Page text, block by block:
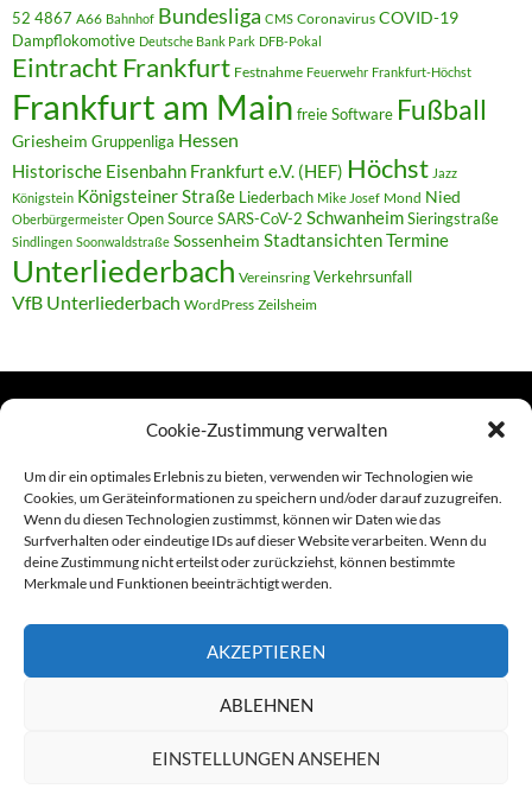
Cookie-Zustimmung verwalten
Um dir ein optimales Erlebnis zu bieten, verwenden wir Technologien wie
Cookies, um Geräteinformationen zu speichern und/oder darauf zuzugreifen.
Wenn du diesen Technologien zustimmst, können wir Daten wie das
Surfverhalten oder eindeutige IDs auf dieser Website verarbeiten. Wenn du
deine Zustimmung nicht erteilst oder zurückziehst, können bestimmte
Merkmale und Funktionen beeinträchtigt werden.
AKZEPTIEREN
ABLEHNEN
EINSTELLUNGEN ANSEHEN
52 4867 A66 Bahnhof Bundesliga CMS Coronavirus COVID-19
Dampflokomotive Deutsche Bank Park DFB-Pokal
Eintracht Frankfurt Festnahme Feuerwehr Frankfurt-Höchst
Frankfurt am Main freie Software Fußball
Griesheim Gruppenliga Hessen
Historische Eisenbahn Frankfurt e.V. (HEF) Höchst Jazz
Königstein Königsteiner Straße Liederbach Mike Josef Mond Nied
Oberbürgermeister Open SourceSARS-CoV-2 SchwanheimSieringstraße
Sindlingen Soonwaldstraße Sossenheim StadtansichtenTermine
Unterliederbach Vereinsring Verkehrsunfall
VfB Unterliederbach WordPress Zeilsheim
Links
Amiga (alt in Seite)
Amiga-News
Foto-Spaziergänge (Mainzauber)